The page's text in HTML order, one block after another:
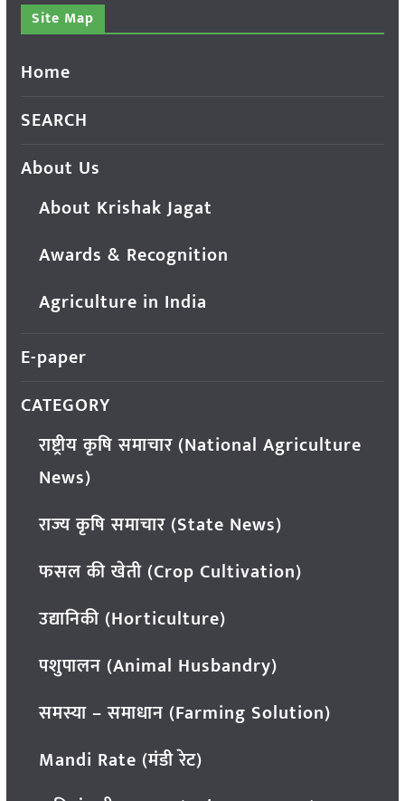
Site Map
Home
SEARCH
About Us
About Krishak Jagat
Awards & Recognition
Agriculture in India
E-paper
CATEGORY
राष्ट्रीय कृषि समाचार (National Agriculture
News)
राज्य कृषि समाचार (State News)
फसल की खेती (Crop Cultivation)
उद्यानिकी (Horticulture)
पशुपालन (Animal Husbandry)
समस्या – समाधान (Farming Solution)
Mandi Rate (मंडी रेट)